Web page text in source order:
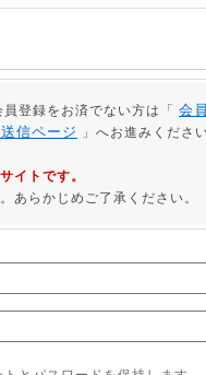
員登録をお済でない方は「 会
信ページ 」へお進みください
イトです。
あらかじめご了承ください。